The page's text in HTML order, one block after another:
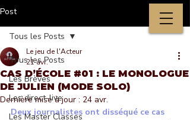
Post
Tous les Posts
Les Brèves
Les direct-live
Les Master Classes
Tous les Posts
CAS D’ÉCOLE #01 : LE MONOLOGUE
DE JULIEN (MODE SOLO)
Le jeu de l'Acteur
21 avr.
Dernière mise à jour : 24 avr.
Deux journalistes ont disséqué ce cas